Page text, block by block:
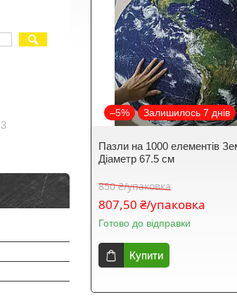
–5% Залишилось 7 днів
Пазли на 1000 елементів
Діаметр 67.5 см
850 ₴/упаковка
807,50 ₴/упаковка
Готово до відправки
Купити
3